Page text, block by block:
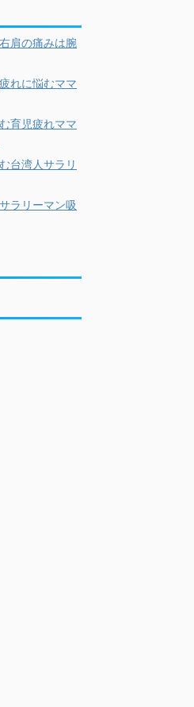
肩の痛みは腕
れに悩むママ
育児疲れママ
台湾人サラリ
ラリーマン吸